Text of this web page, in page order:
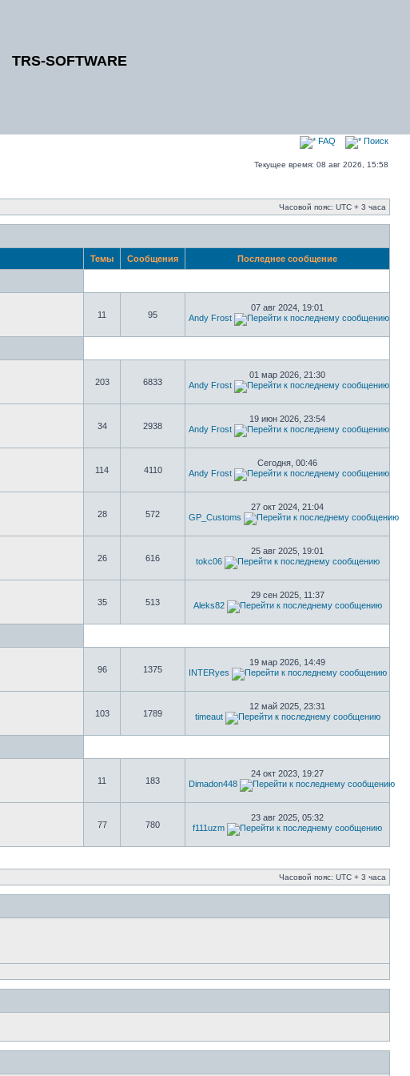
TRS-SOFTWARE
FAQ Поиск
Текущее время: 08 авг 2026, 15:58
Часовой пояс: UTC + 3 часа
Темы Сообщения Последнее сообщение
11 95
07 авг 2024, 19:01
Andy Frost
203 6833
01 мар 2026, 21:30
Andy Frost
34 2938
19 июн 2026, 23:54
Andy Frost
114 4110
Сегодня, 00:46
Andy Frost
28 572
27 окт 2024, 21:04
GP_Customs
26 616
25 авг 2025, 19:01
tokc06
35 513
29 сен 2025, 11:37
Aleks82
96 1375
19 мар 2026, 14:49
INTERyes
103 1789
12 май 2025, 23:31
timeaut
11 183
24 окт 2023, 19:27
Dimadon448
77 780
23 авг 2025, 05:32
f111uzm
Часовой пояс: UTC + 3 часа